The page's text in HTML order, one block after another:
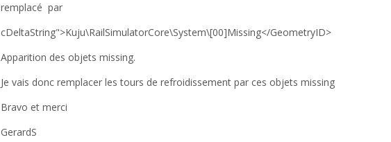
remplacé par
cDeltaString">Kuju\RailSimulatorCore\System\[00]Missing</GeometryID>
Apparition des objets missing.
Je vais donc remplacer les tours de refroidissement par ces objets missing
Bravo et merci
GerardS